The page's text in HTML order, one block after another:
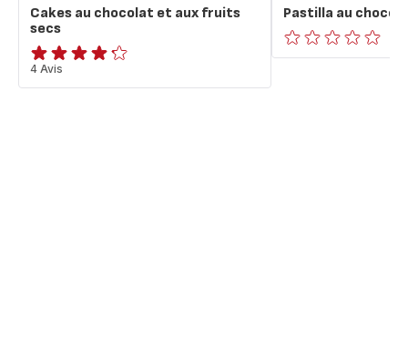
Cakes au chocolat et aux fruits
secs
ratings.4.2
4 Avis
Pastilla au
ratings.0